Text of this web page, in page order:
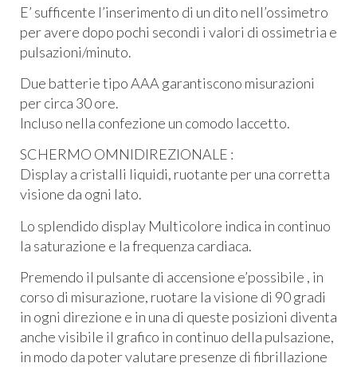
E’ sufficente l’inserimento di un dito nell’ossimetro
per avere dopo pochi secondi i valori di ossimetria e
pulsazioni/minuto.
Due batterie tipoAAA garantiscono misurazioni
per circa 30 ore.
Incluso nella confezione un comodo laccetto.
SCHERMO OMNIDIREZIONALE :
Display a cristalli liquidi, ruotante per una corretta
visione da ogni lato.
Lo splendido display Multicolore indica in continuo
la saturazione e la frequenza cardiaca.
Premendo il pulsante di accensione e’possibile , in
corso di misurazione, ruotare la visione di 90 gradi
in ogni direzione e in una di queste posizioni diventa
anche visibile il grafico in continuo della pulsazione,
in modo da poter valutare presenze di fibrillazione